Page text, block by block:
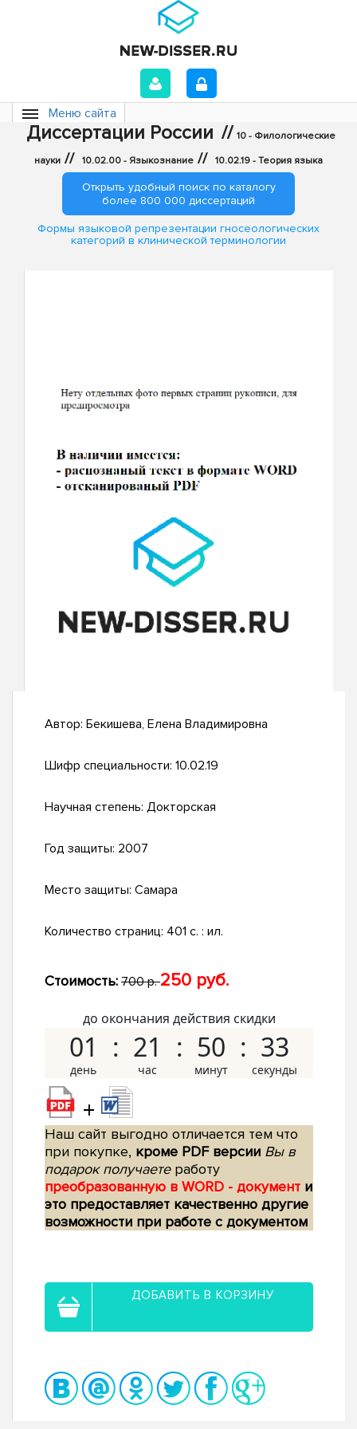
Меню сайта
Диссертации России // 10 - Филологические
науки // 10.02.00 - Языкознание // 10.02.19 - Теория языка
Открыть удобный поиск по каталогу
более 800 000 диссертаций
Формы языковой репрезентации гносеологических
категорий в клинической терминологии
Автор: Бекишева, Елена Владимировна
Шифр специальности: 10.02.19
Научная степень: Докторская
Год защиты: 2007
Место защиты: Самара
Количество страниц: 401 с. : ил.
Стоимость: 700 р.250 руб.
до окончания действия скидки
01 21 50 32
+
Наш сайт выгодно отличается тем что
при покупке, кроме PDF версии Вы в
подарок получаетеработу
преобразованную в WORD - документ и
это предоставляет качественно другие
возможности при работе с документом
ДОБАВИТЬ В КОРЗИНУ